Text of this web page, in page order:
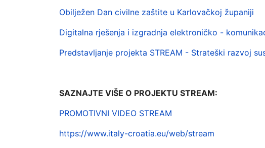
Obilježen Dan civilne zaštite u Karlovačkoj županiji
Digitalna rješenja i izgradnja elektroničko -
Predstavljanje projekta STREAM - Strateški razvoj
SAZNAJTE VIŠE O PROJEKTU STREAM:
PROMOTIVNI VIDEO STREAM
https://www.italy-croatia.eu/web/stream